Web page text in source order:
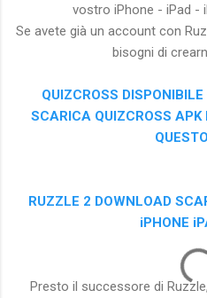
vostro iPhone - iPad -
Se avete già un account con
bisogni di
QUIZCROSS
SCARICA QUIZCROSS APK
RUZZLE 2 DOWNLOAD
iPHONE
Presto il successore di